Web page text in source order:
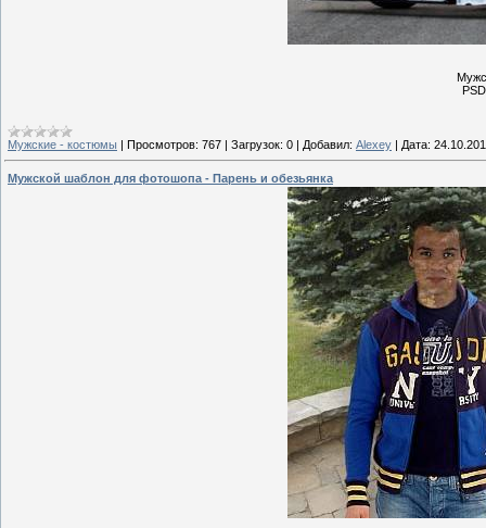
Мужские - костюмы | Просмотров: 767 | Загрузок: 0 | Добавил: Alexey | Дата:
Мужской шаблон для фотошопа - Парень и обезьянка